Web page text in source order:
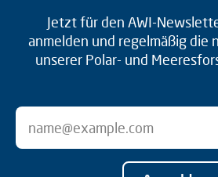
Jetzt für den AWI-
anmelden und regelmäßig die
unserer Polar- und